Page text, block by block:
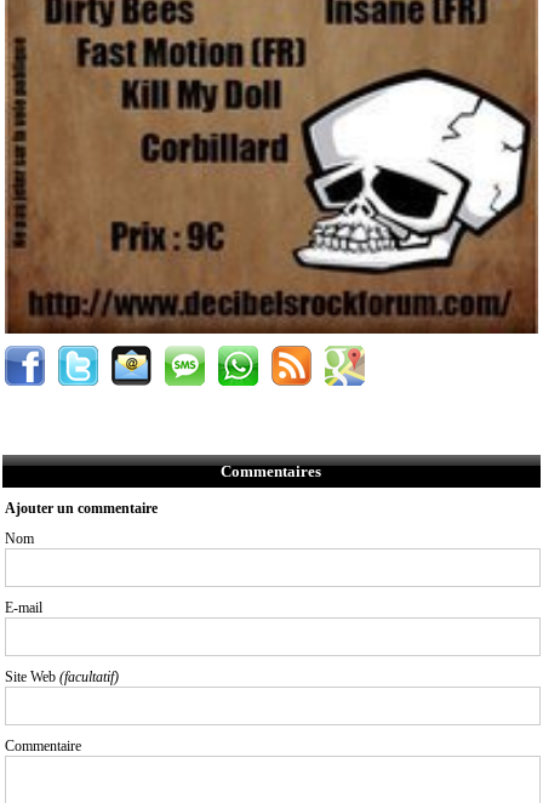
Commentaires
Ajouter un commentaire
Nom
E-mail
Site Web (facultatif)
Commentaire